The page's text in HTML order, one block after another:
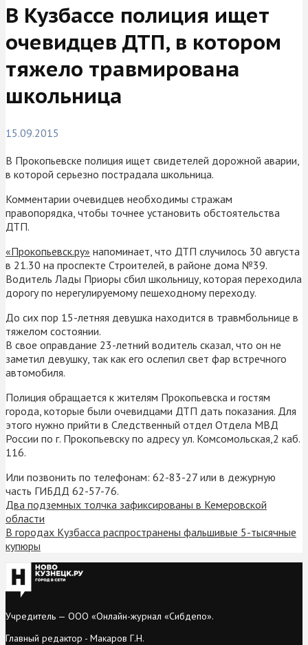
В Кузбассе полиция ищет
очевидцев ДТП, в котором
тяжело травмирована
школьница
15.09.2015
В Прокопьевске полиция ищет свидетелей дорожной аварии,
в которой серьезно пострадала школьница.
Комментарии очевидцев необходимы стражам
правопорядка, чтобы точнее установить обстоятельства
ДТП.
«Прокопьевск.ру» напоминает, что ДТП случилось 30 августа
в 21.30 на проспекте Строителей, в районе дома №39.
Водитель Лады Приоры сбил школьницу, которая переходила
дорогу по нерегулируемому пешеходному переходу.
До сих пор 15-летняя девушка находится в травмбольнице в
тяжелом состоянии.
В свое оправдание 23-летний водитель сказал, что он не
заметил девушку, так как его ослепил свет фар встречного
автомобиля.
Полиция обращается к жителям Прокопьевска и гостям
города, которые были очевидцами ДТП дать показания. Для
этого нужно прийти в Следственный отдел Отдела МВД
России по г. Прокопьевску по адресу ул. Комсомольская,2 каб.
116.
Или позвонить по телефонам: 62-83-27 или в дежурную
часть ГИБДД 62-57-76.
Два подземных толчка зафиксированы в Кемеровской
области
В городах Кузбасса распространены фальшивые 5-тысячные
купюры
Учредитель — ООО «Онлайн-журнал «Сибдепо».
Главный редактор - Макаров Г.Н.